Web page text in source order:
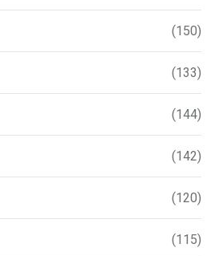
(150)
(133)
(144)
(142)
(120)
(115)